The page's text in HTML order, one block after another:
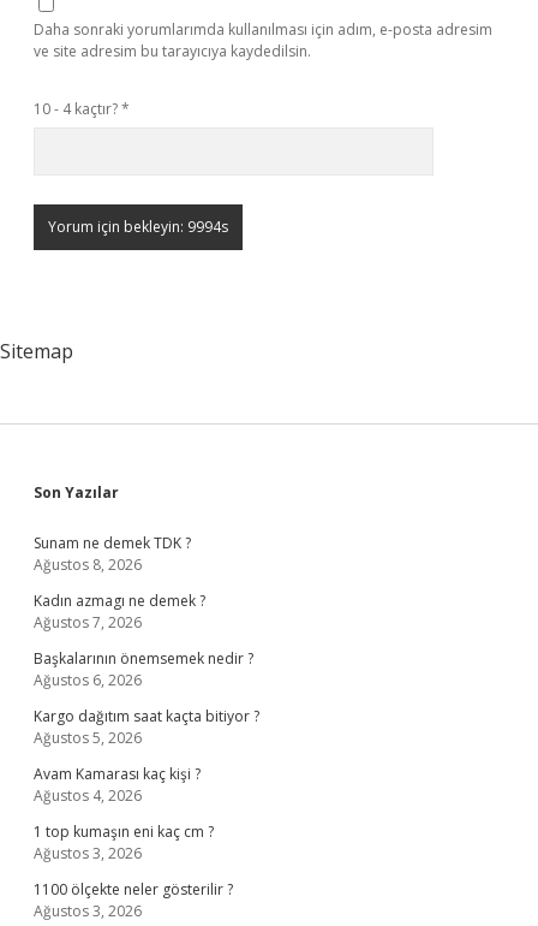
Daha sonraki yorumlarımda kullanılması için adım, e-posta adresim
ve site adresim bu tarayıcıya kaydedilsin.
10 - 4 kaçtır?*
Sitemap
Sidebar
Son Yazılar
Sunam ne demek TDK ?
Ağustos 8, 2026
Kadın azmagı ne demek ?
Ağustos 7, 2026
Başkalarının önemsemek nedir ?
Ağustos 6, 2026
Kargo dağıtım saat kaçta bitiyor ?
Ağustos 5, 2026
Avam Kamarası kaç kişi ?
Ağustos 4, 2026
1 top kumaşın eni kaç cm ?
Ağustos 3, 2026
1100 ölçekte neler gösterilir ?
Ağustos 3, 2026